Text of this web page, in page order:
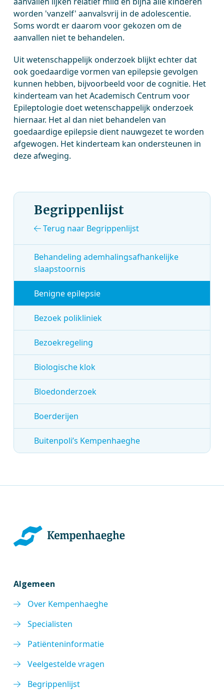
worden 'vanzelf' aanvalsvrij in de adolescentie.
Soms wordt er daarom voor gekozen om de
aanvallen niet te behandelen.
Uit wetenschappelijk onderzoek blijkt echter dat
ook goedaardige vormen van epilepsie gevolgen
kunnen hebben, bijvoorbeeld voor de cognitie. Het
kinderteam van het Academisch Centrum voor
Epileptologie doet wetenschappelijk onderzoek
hiernaar. Het al dan niet behandelen van
goedaardige epilepsie dient nauwgezet te worden
afgewogen. Het kinderteam kan ondersteunen in
deze afweging.
Begrippenlijst
Terug naar Begrippenlijst
Behandeling ademhalingsafhankelijke
slaapstoornis
Benigne epilepsie
Bezoek polikliniek
Bezoekregeling
Biologische klok
Bloedonderzoek
Boerderijen
Buitenpoli’s Kempenhaeghe
Algemeen
Over Kempenhaeghe
Specialisten
Patiënteninformatie
Veelgestelde vragen
Begrippenlijst